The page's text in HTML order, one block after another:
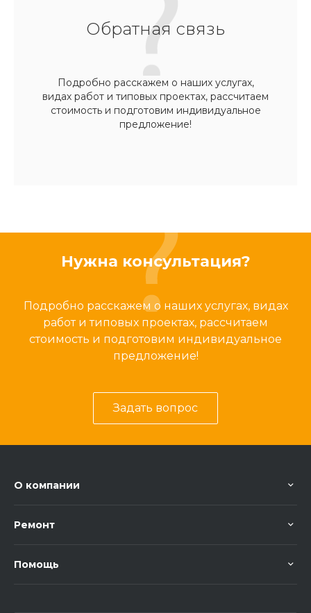
Обратная связь
Подробно расскажем о наших услугах,
видах работ и типовых проектах, рассчитаем
стоимость и подготовим индивидуальное
предложение!
Нужна консультация?
Подробно расскажем о наших услугах, видах
работ и типовых проектах, рассчитаем
стоимость и подготовим индивидуальное
предложение!
Задать вопрос
О компании
Ремонт
Помощь